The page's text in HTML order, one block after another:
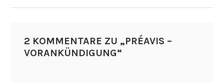
2 KOMMENTARE ZU „PRÉAVIS –
VORANKÜNDIGUNG“